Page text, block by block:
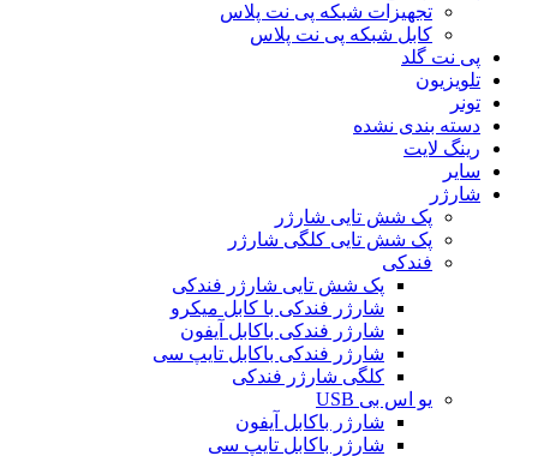
تجهیزات شبکه پی نت پلاس
کابل شبکه پی نت پلاس
پی نت گلد
تلویزیون
تونر
دسته بندی نشده
رینگ لایت
سایر
شارژر
پک شش تایی شارژر
پک شش تایی کلگی شارژر
فندکی
پک شش تایی شارژر فندکی
شارژر فندکی با کابل میکرو
شارژر فندکی باکابل آیفون
شارژر فندکی باکابل تایپ سی
کلگی شارژر فندکی
یو اس بی USB
شارژر باکابل آیفون
شارژر باکابل تایپ سی